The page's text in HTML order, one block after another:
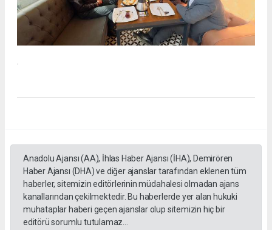
.
Anadolu Ajansı (AA), İhlas Haber Ajansı (İHA), Demirören
Haber Ajansı (DHA) ve diğer ajanslar tarafından eklenen tüm
haberler, sitemizin editörlerinin müdahalesi olmadan ajans
kanallarından çekilmektedir. Bu haberlerde yer alan hukuki
muhataplar haberi geçen ajanslar olup sitemizin hiç bir
editörü sorumlu tutulamaz...